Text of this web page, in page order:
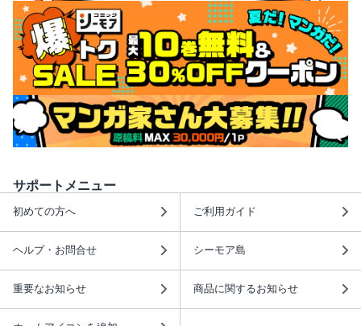
サポートメニュー
初めての方へ ご利用ガイド
ヘルプ・お問合せ シーモア島
重要なお知らせ 商品に関するお知らせ